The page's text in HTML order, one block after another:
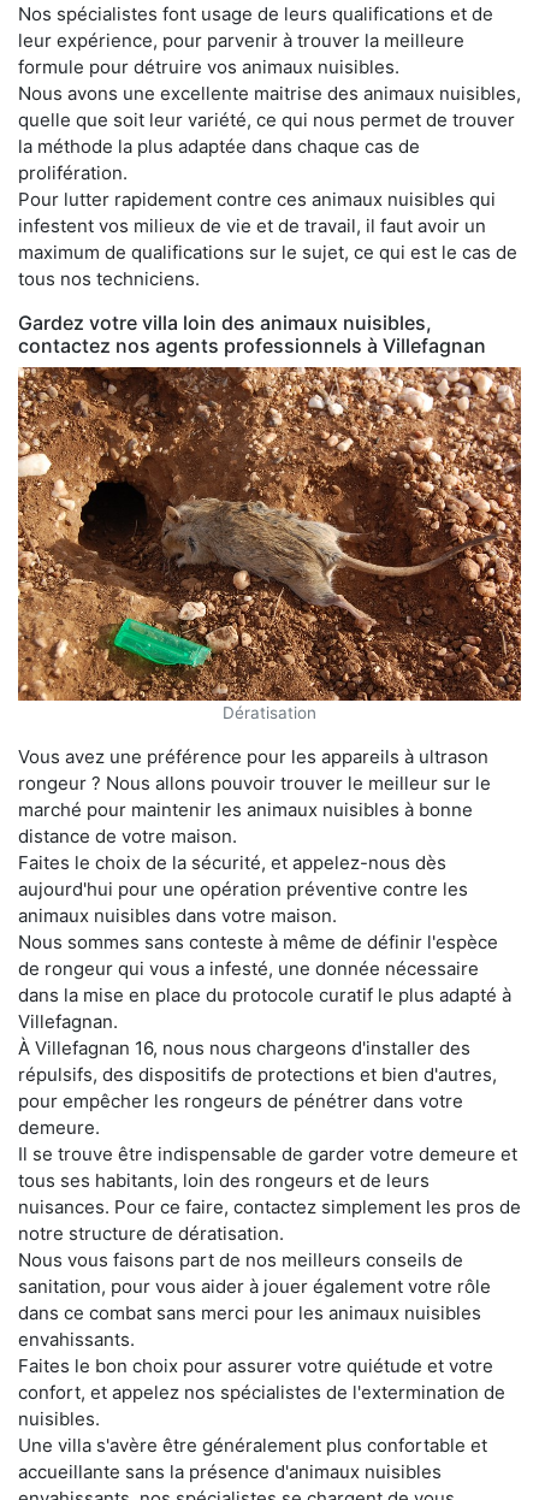
Nos spécialistes font usage de leurs qualifications et de
leur expérience, pour parvenir à trouver la meilleure
formule pour détruire vos animaux nuisibles.
Nous avons une excellente maitrise des animaux nuisibles,
quelle que soit leur variété, ce qui nous permet de trouver
la méthode la plus adaptée dans chaque cas de
prolifération.
Pour lutter rapidement contre ces animaux nuisibles qui
infestent vos milieux de vie et de travail, il faut avoir un
maximum de qualifications sur le sujet, ce qui est le cas de
tous nos techniciens.
Gardez votre villa loin des animaux nuisibles,
contactez nos agents professionnels à Villefagnan
Dératisation
Vous avez une préférence pour les appareils à ultrason
rongeur ? Nous allons pouvoir trouver le meilleur sur le
marché pour maintenir les animaux nuisibles à bonne
distance de votre maison.
Faites le choix de la sécurité, et appelez-nous dès
aujourd'hui pour une opération préventive contre les
animaux nuisibles dans votre maison.
Nous sommes sans conteste à même de définir l'espèce
de rongeur qui vous a infesté, une donnée nécessaire
dans la mise en place du protocole curatif le plus adapté à
Villefagnan.
À Villefagnan 16, nous nous chargeons d'installer des
répulsifs, des dispositifs de protections et bien d'autres,
pour empêcher les rongeurs de pénétrer dans votre
demeure.
Il se trouve être indispensable de garder votre demeure et
tous ses habitants, loin des rongeurs et de leurs
nuisances. Pour ce faire, contactez simplement les pros de
notre structure de dératisation.
Nous vous faisons part de nos meilleurs conseils de
sanitation, pour vous aider à jouer également votre rôle
dans ce combat sans merci pour les animaux nuisibles
envahissants.
Faites le bon choix pour assurer votre quiétude et votre
confort, et appelez nos spécialistes de l'extermination de
nuisibles.
Une villa s'avère être généralement plus confortable et
accueillante sans la présence d'animaux nuisibles